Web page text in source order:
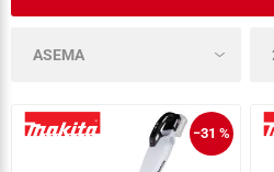
−31 %